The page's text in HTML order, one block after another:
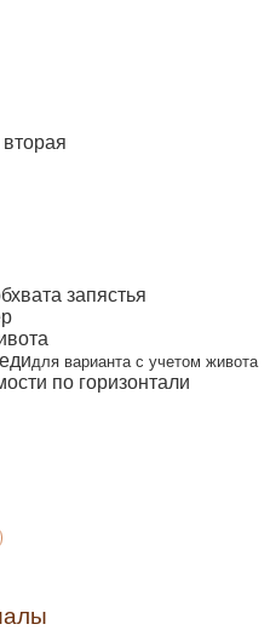
запястья
для варианта с учетом живота
по горизонтали